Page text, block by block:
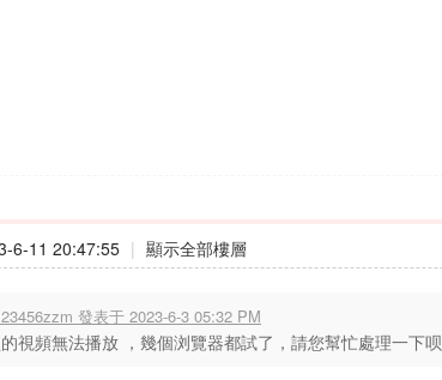
6-11 20:47:55 | 顯示全部樓層
發表于 2023-6-3 05:32 PM
視頻無法播放 ，幾個浏覽器都試了，請您幫忙處理一下呗